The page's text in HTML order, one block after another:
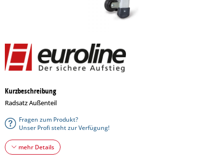
Kurzbeschreibung
Radsatz Außenteil
Fragen zum Produkt?
Unser Profi steht zur Verfügung!
mehr Details